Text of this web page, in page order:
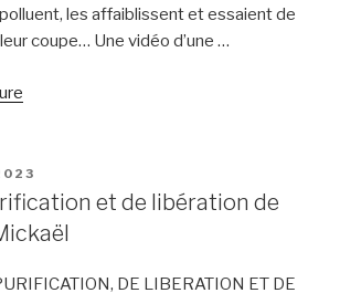
les affaiblissent et essaient de
coupe… Une vidéo d’une …
pervers
narcissiques
sur
médiums »
et de libération de
DE LIBERATION ET DE